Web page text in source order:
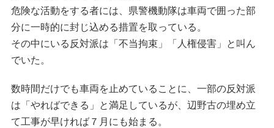
危険な活動をする者には、県警機動隊は車両で囲った部
分に一時的に封じ込める措置を取っている。
その中にいる反対派は「不当拘束」「人権侵害」と叫ん
でいた。
数時間だけでも車両を止めていることに、一部の反対派
は「やればできる」と満足しているが、辺野古の埋め立
て工事が早ければ７月にも始まる。